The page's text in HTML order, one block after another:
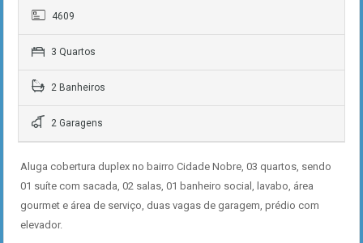
4609
3 Quartos
2 Banheiros
2 Garagens
Aluga cobertura duplex no bairro Cidade Nobre, 03 quartos, sendo
01 suíte com sacada, 02 salas, 01 banheiro social, lavabo, área
gourmet e área de serviço, duas vagas de garagem, prédio com
elevador.